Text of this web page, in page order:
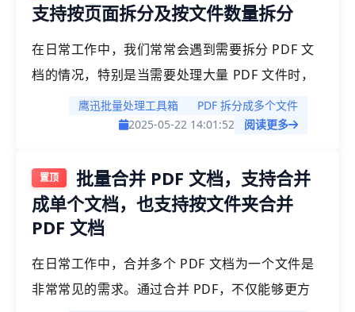
支持按页面拆分及按文件数量拆分
在日常工作中，我们常常会遇到需要拆分 PDF 文
档的情况，特别是当需要处理大量 PDF 文件时，
手动拆分显得既繁琐又耗时。如何快速、高效地拆
分 PDF 成为许多人面临的问题。今天，我们将分
PDF 文件时，快速高效地完成拆分任务。
鹰迅批量处理工具箱
PDF 拆分成多个文件
2025-05-22 14:01:52
阅读更多
批量合并 PDF 文档，支持合并
成单个文档，也支持按文件夹合并
PDF 文档
在日常工作中，合并多个 PDF 文档为一个文件是
非常常见的需求。通过合并 PDF，不仅能够更方